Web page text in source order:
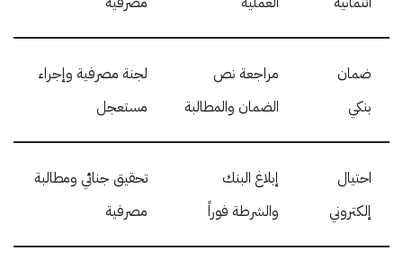
ضمان
بنكي
مراجعة نص
الضمان والمطالبة
لجنة مصرفية وإجراء
مستعجل
احتيال
إلكتروني
إبلاغ البنك
والشرطة فوراً
تحقيق جنائي ومطالبة
مصرفية